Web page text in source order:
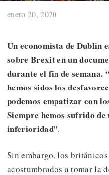
enero 20, 2020
Un economista de Dublin
sobre Brexit en un
durante el fin de semana.
hemos sidos los
podemos empatizar con
Siempre hemos sufrido de
inferioridad”.
Sin embargo, los
acostumbrados a tomar la